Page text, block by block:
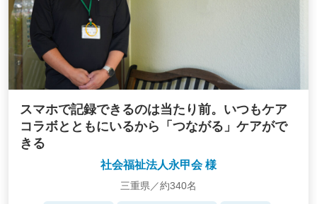
スマホで記録できるのは当たり前。いつもケア
コラボとともにいるから「つながる」ケアがで
きる
社会福祉法人永甲会 様
三重県／約340名